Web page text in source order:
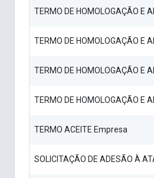
TERMO DE HOMOLOGAÇÃO E
TERMO DE HOMOLOGAÇÃO E
TERMO DE HOMOLOGAÇÃO E
TERMO DE HOMOLOGAÇÃO E
TERMO ACEITE Empresa
SOLICITAÇÃO DE ADESÃO À